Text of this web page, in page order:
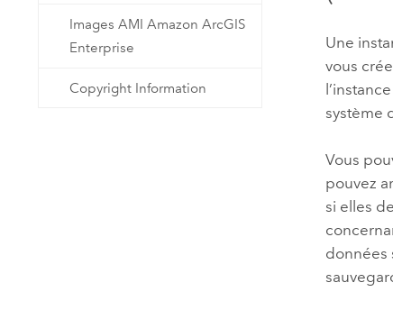
Images AMI Amazon ArcGIS
Enterprise
Copyright Information
Une
vous
système
Vous
pouvez
si elles
données